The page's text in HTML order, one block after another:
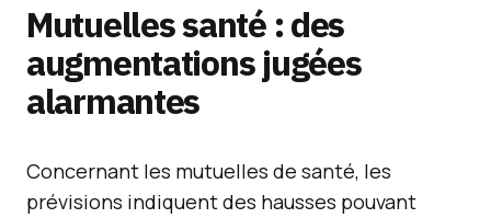
Mutuelles santé : des
augmentations jugées
alarmantes
Concernant les mutuelles de santé, les
prévisions indiquent des hausses pouvant